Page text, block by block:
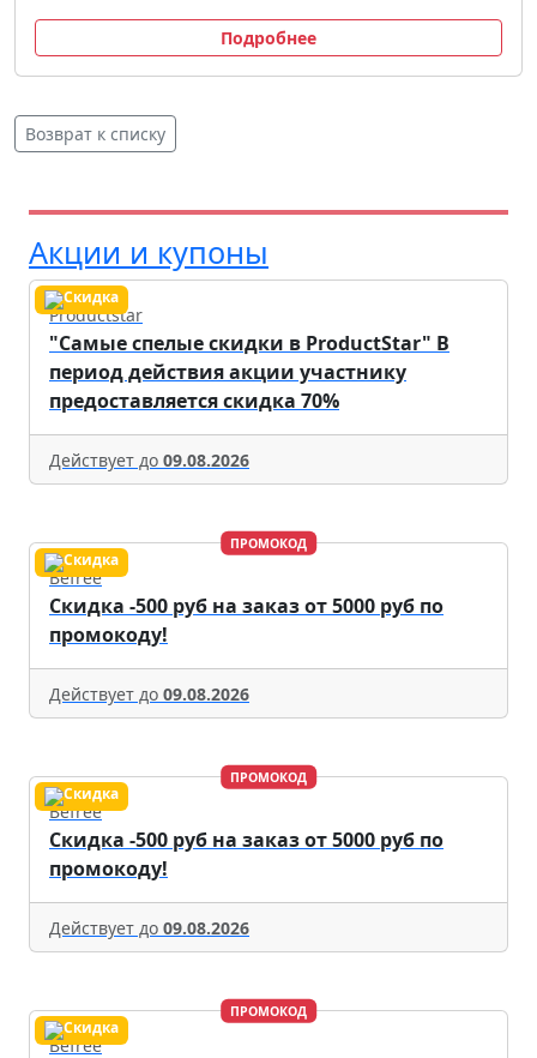
Подробнее
Возврат к списку
Акции и купоны
Productstar
"Самые спелые скидки в ProductStar" В
период действия акции участнику
предоставляется скидка 70%
Действует до 09.08.2026
ПРОМОКОД
Befree
Скидка -500 руб на заказ от 5000 руб по
промокоду!
Действует до 09.08.2026
ПРОМОКОД
Befree
Скидка -500 руб на заказ от 5000 руб по
промокоду!
Действует до 09.08.2026
ПРОМОКОД
Befree